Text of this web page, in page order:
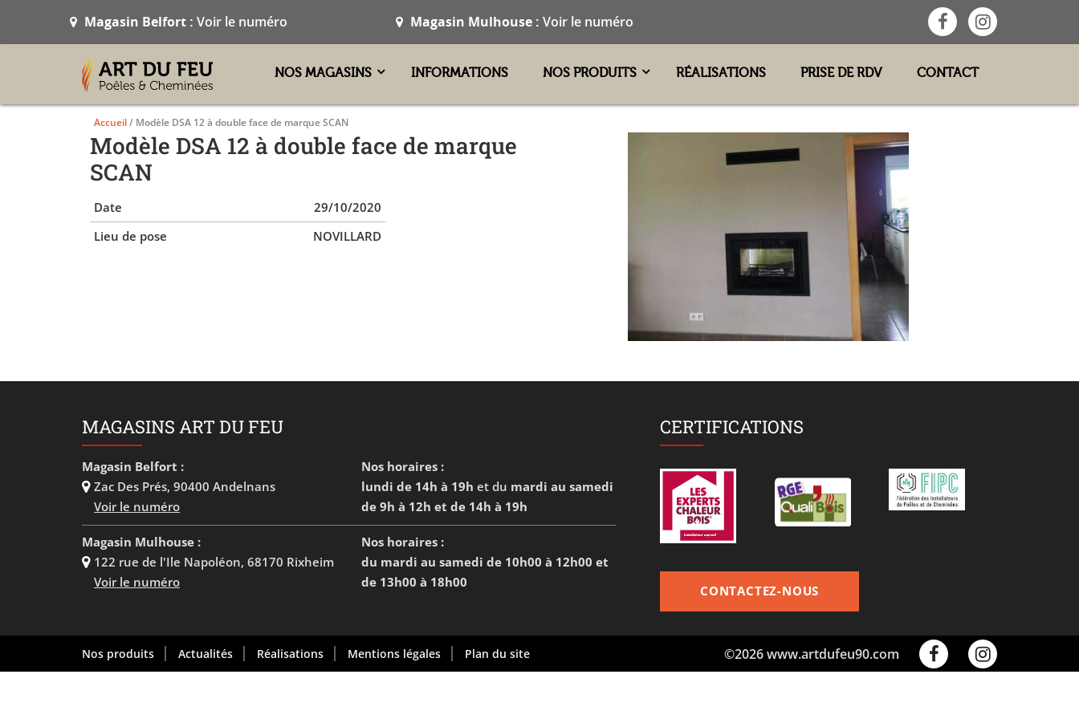
Magasin Belfort : Voir le numéro Magasin Mulhouse :Voir le numéro
NOS MAGASINS INFORMATIONS NOS PRODUITS RÉALISATIONS PRISE DE RDV CONTACT
Accueil/ Modèle DSA 12 à double face de marque SCAN
Modèle DSA 12 à double face de marque
SCAN
Date
29/10/2020
Lieu de pose
NOVILLARD
MAGASINS ART DU FEU
Magasin Belfort :
Zac Des Prés, 90400 Andelnans
Voir le numéro
Nos horaires :
lundi de 14h à 19h et du mardi au samedi
de 9h à 12h et de 14h à 19h
Magasin Mulhouse :
122 rue de l'Ile Napoléon, 68170 Rixheim
Voir le numéro
Nos horaires :
du mardi au samedi de 10h00 à 12h00 et
de 13h00 à 18h00
CERTIFICATIONS
CONTACTEZ-NOUS
Nos produits Actualités Réalisations Mentions légales Plan du site ©2026 www.artdufeu90.com